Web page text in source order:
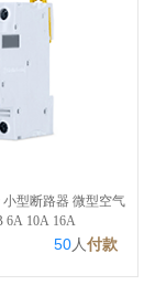
小型断路器 微型空气
6A 10A 16A
50人付款